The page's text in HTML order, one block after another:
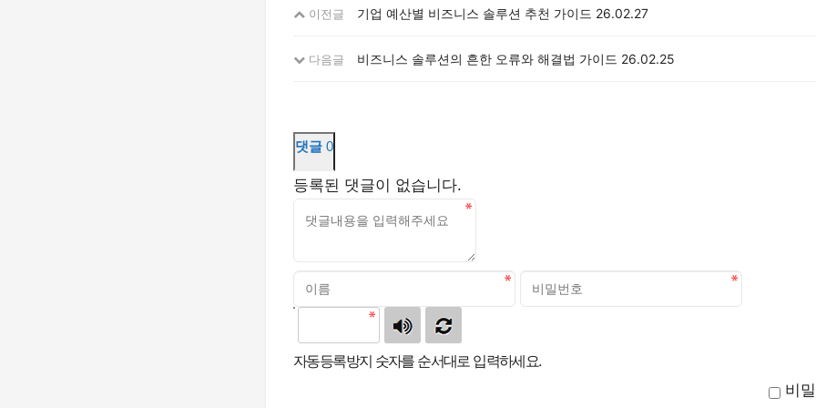
이전글 기업 예산별 비즈니스 솔루션 추천 가이드 26.02.27
다음글 비즈니스 솔루션의 흔한 오류와 해결법 가이드 26.02.25
댓글 0
등록된 댓글이 없습니다.
자동등록방지 숫자를 순서대로 입력하세요.
비